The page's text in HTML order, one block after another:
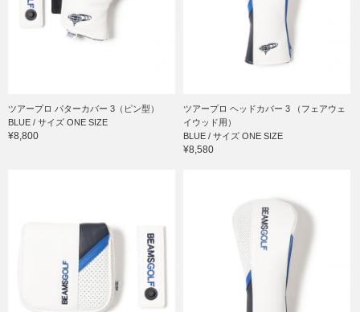
ツアープロ パターカバー 3（ピン型）
BLUE / サイズ ONE SIZE
¥8,800
ツアープロ ヘッドカバー 3 （フェアウェ
イウッド用）
BLUE / サイズ ONE SIZE
¥8,580